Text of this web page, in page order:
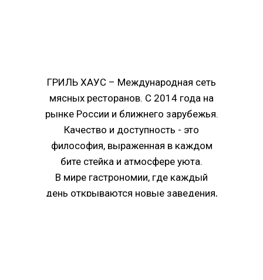
ГРИЛЬ ХАУС – Международная сеть
мясных ресторанов. С 2014 года на
рынке России и ближнего зарубежья.
Качество и доступность - это
философия, выраженная в каждом
бите стейка и атмосфере уюта.
В мире гастрономии, где каждый
день открываются новые заведения,